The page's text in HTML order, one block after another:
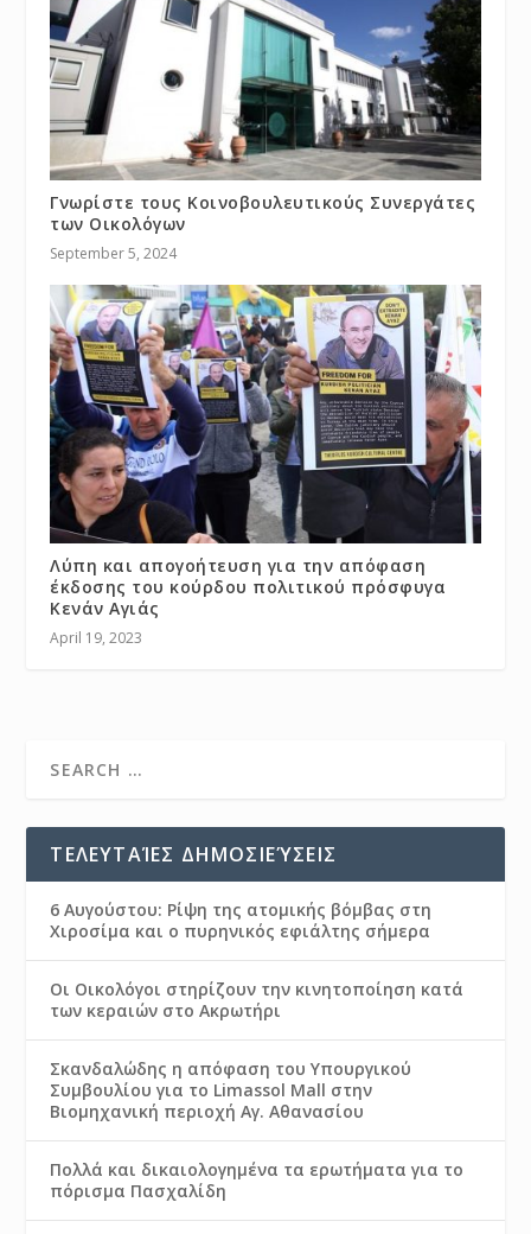
Γνωρίστε τους Κοινοβουλευτικούς Συνεργάτες
των Οικολόγων
September 5, 2024
Λύπη και απογοήτευση για την απόφαση
έκδοσης του κούρδου πολιτικού πρόσφυγα
Κενάν Αγιάς
April 19, 2023
ΤΕΛΕΥΤΑΊΕΣ ΔΗΜΟΣΙΕΎΣΕΙΣ
6 Αυγούστου: Ρίψη της ατομικής βόμβας στη
Χιροσίμα και ο πυρηνικός εφιάλτης σήμερα
Οι Οικολόγοι στηρίζουν την κινητοποίηση κατά
των κεραιών στο Ακρωτήρι
Σκανδαλώδης η απόφαση του Υπουργικού
Συμβουλίου για το Limassol Mall στην
Βιομηχανική περιοχή Αγ. Αθανασίου
Πολλά και δικαιολογημένα τα ερωτήματα για το
πόρισμα Πασχαλίδη